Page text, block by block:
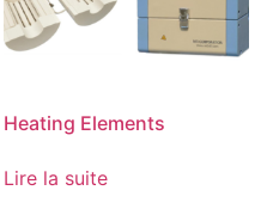
Heating Elements
Lire la suite